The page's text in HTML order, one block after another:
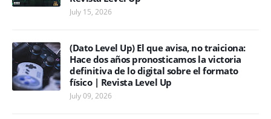
July 15, 2026
(Dato Level Up) El que avisa, no traiciona:
Hace dos años pronosticamos la victoria
definitiva de lo digital sobre el formato
físico | Revista Level Up
July 09, 2026